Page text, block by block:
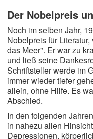
Der Nobelpreis
Noch im selben Jahr,
Nobelpreis für
das Meer". Er war zu
und ließ seine
Schriftsteller werde im
immer wieder tiefer
allein, ohne Hilfe. Es
Abschied.
In den folgenden
in nahezu allen
Depressionen,